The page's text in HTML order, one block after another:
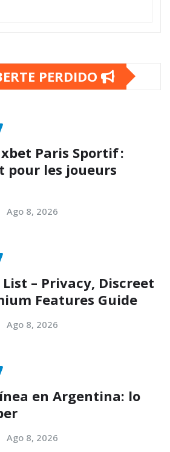
PERDIDO
Paris Sportif :
pour les joueurs
Ago 8, 2026
– Privacy, Discreet
Features Guide
Ago 8, 2026
en Argentina: lo
Ago 8, 2026